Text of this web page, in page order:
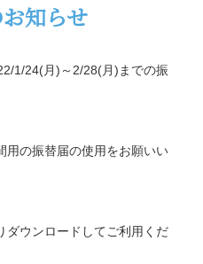
知らせ
1/24(月)～2/28(月)までの振
用の振替届の使用をお願いい
ウンロードしてご利用くだ